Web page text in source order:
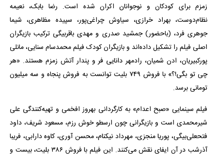
زمزم برای کودکان و نوجوانان اکران شده است. رضا بابک، نعیمه
نظام‌دوست، بهراد خرازی، سیاوش چراغی‌پور، سپیده مظاهری، شیما
جوهری فرد، (باحضور) جمشید صدری و مهدی باقربیگی ترکیب بازیگران
اصلی فیلم را تشکیل داده‌اند و بازیگران کودک فیلم محمدسام سنایی، مانلی
پورکبیریان، ادن شمیان، رادمهر دانایی فر و پندار آتش زمزم هستند. «هر
چی تو بگی!؟» با فروش ۷۴۹ بلیت توانست به فروش پنجاه و سه میلیون
تومانی برسد.
فیلم سینمایی «صبح اعدام» به کارگردانی بهروز افخمی و تهیه‌کنندگی علی
شیرمحمدی است و بازیگرانی چون ارسطو خوش رزم، مسعود شریف، داود
فتحعلی‌بیگی، پوریا منجزی، مهرداد نیکنام، محسن آوری، کاوه دارابی، فریبا
آذرشب در آن ایفای نقش می‌کنند. این فیلم با فروش ۳۸۶ بلیت، بیست و